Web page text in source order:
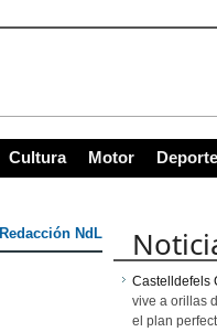
Cultura Motor
Redacción NdL
Castelldefels
vive a orillas
el plan